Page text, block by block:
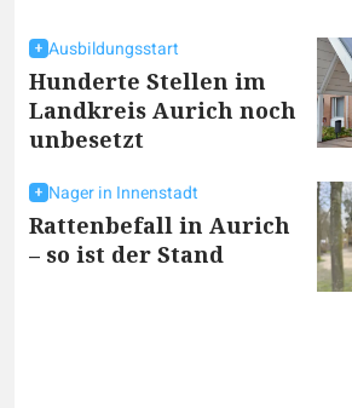
Ausbildungsstart
Hunderte Stellen im
Landkreis Aurich noch
unbesetzt
Nager in Innenstadt
Rattenbefall in Aurich
– so ist der Stand